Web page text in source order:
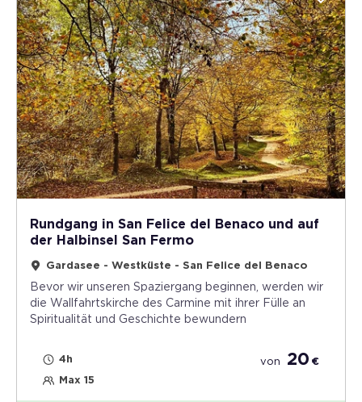
Rundgang in San Felice del Benaco und auf
der Halbinsel San Fermo
Gardasee - Westküste - San Felice del Benaco
Bevor wir unseren Spaziergang beginnen, werden wir
die Wallfahrtskirche des Carmine mit ihrer Fülle an
Spiritualität und Geschichte bewundern
4h
Max 15
von 20 €